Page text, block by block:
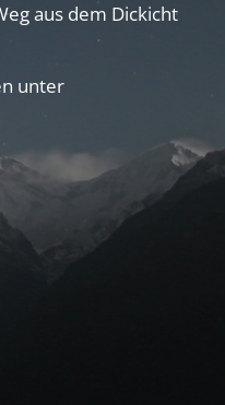
aus dem Dickicht
unter